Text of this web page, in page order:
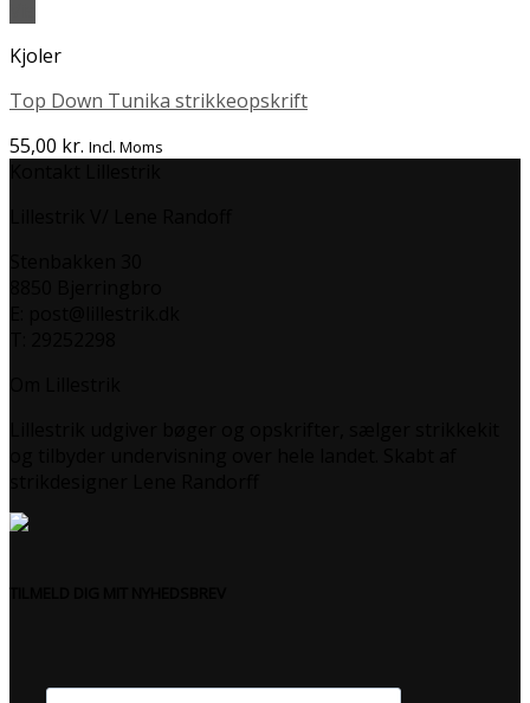
Kjoler
Top Down Tunika strikkeopskrift
55,00 kr. Incl. Moms